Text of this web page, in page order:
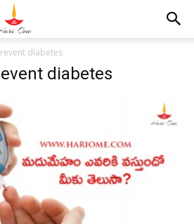
diabetes
diabetes